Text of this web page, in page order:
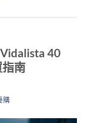
40
南
購